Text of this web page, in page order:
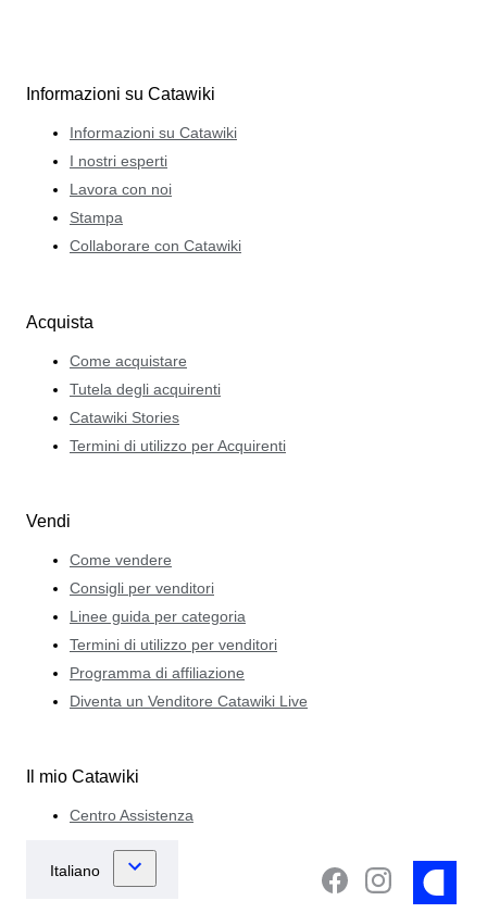
Informazioni su Catawiki
Informazioni su Catawiki
I nostri esperti
Lavora con noi
Stampa
Collaborare con Catawiki
Acquista
Come acquistare
Tutela degli acquirenti
Catawiki Stories
Termini di utilizzo per Acquirenti
Vendi
Come vendere
Consigli per venditori
Linee guida per categoria
Termini di utilizzo per venditori
Programma di affiliazione
Diventa un Venditore Catawiki Live
Il mio Catawiki
Centro Assistenza